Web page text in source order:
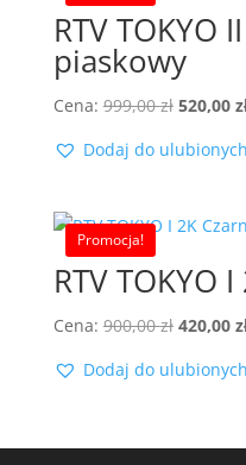
RTV TOKYO
piaskowy
Cena: 999,00zł
wynosiła:
520,00
Dodaj do ulubionych
Promocja!
RTV TOKYO
Cena: 900,00zł
wynosiła:
420,00
Dodaj do ulubionych